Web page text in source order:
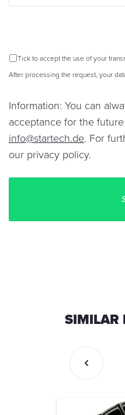
Tick to accept the use of your
After processing the request, your
Information: You can
acceptance for the
info@startech.de. For
our privacy policy.
SIMILAR